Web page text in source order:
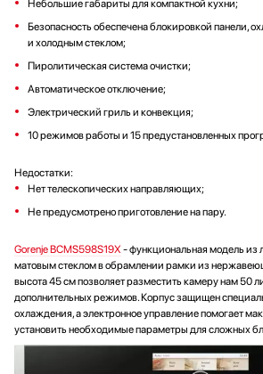
Небольшие габариты для компактной кухни;
Безопасность обеспечена блокировкой панели,
и холодным стеклом;
Пиролитическая система очистки;
Автоматическое отключение;
Электрический гриль и конвекция;
10 режимов работы и 15 предустановленных
Недостатки:
Нет телескопических направляющих;
Не предусмотрено приготовление на пару.
Gorenje BCMS598S19X - функциональная модель из
матовым стеклом в обрамлении рамки из
высота 45 см позволяет разместить камеру нам 50
дополнительных режимов. Корпус защищен
охлаждения, а электронное управление помогает
установить необходимые параметры для сложных